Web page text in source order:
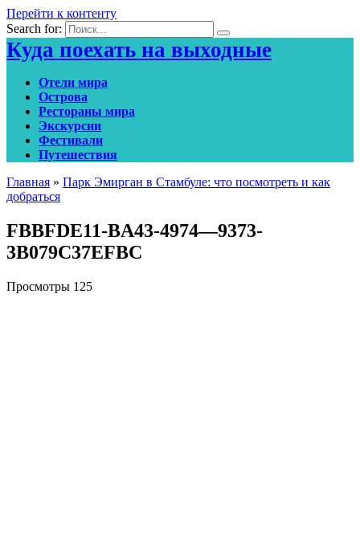
Перейти к контенту
Search for:
Куда поехать на выходные
Отели мира
Острова
Рестораны мира
Экскурсии
Фестивали
Путешествия
Главная » Парк Эмирган в Стамбуле: что посмотреть и как
добраться
FBBFDE11-BA43-4974—9373-
3B079C37EFBC
Просмотры 125